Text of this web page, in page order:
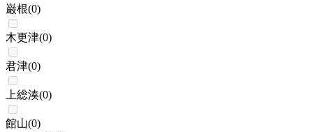
巌根(0)
木更津(0)
君津(0)
上総湊(0)
館山(0)